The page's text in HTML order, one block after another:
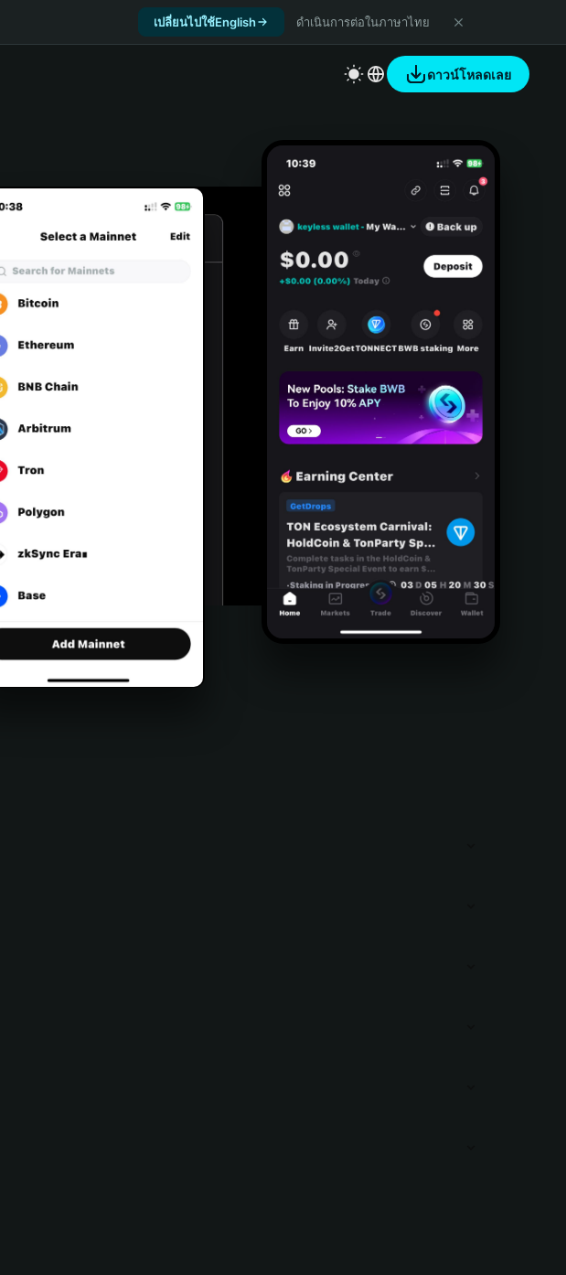
เปลี่ยนไปใช้English ดำเนินการต่อในภาษาไทย
ดาวน์โหลดเลย